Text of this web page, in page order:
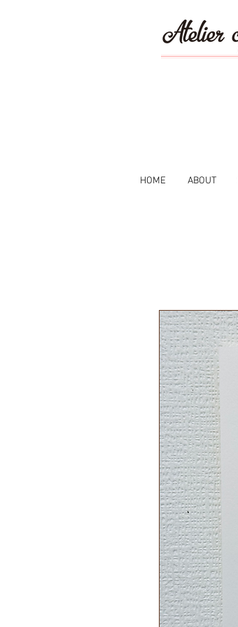
HOME ABOUT